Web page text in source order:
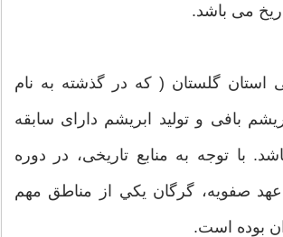
می باشد.
استان گلستان ( كه در گذشته به نام
بافی و توليد ابریشم دارای سابقه
با توجه به منابع تاريخی، در دوره
صفويه، گرگان يكي از مناطق مهم
بوده است.